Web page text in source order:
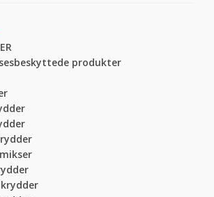
produkter